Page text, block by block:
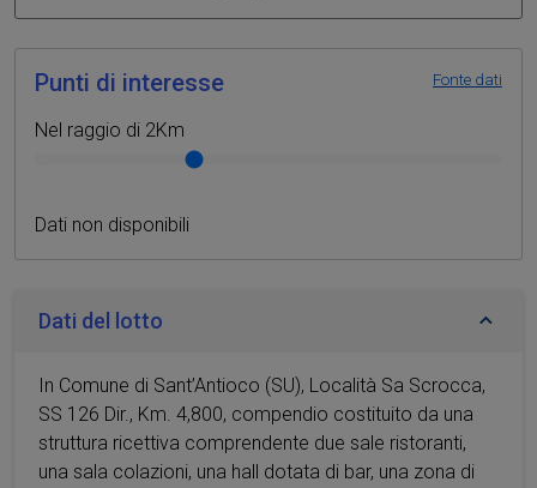
Punti di interesse Fonte dati
Nel raggio di 2Km
Punti di interesse nelle vicinanze
Dati non disponibili
Dati del lotto
In Comune di Sant’Antioco (SU), Località Sa Scrocca,
SS 126 Dir., Km. 4,800, compendio costituito da una
struttura ricettiva comprendente due sale ristoranti,
una sala colazioni, una hall dotata di bar, una zona di